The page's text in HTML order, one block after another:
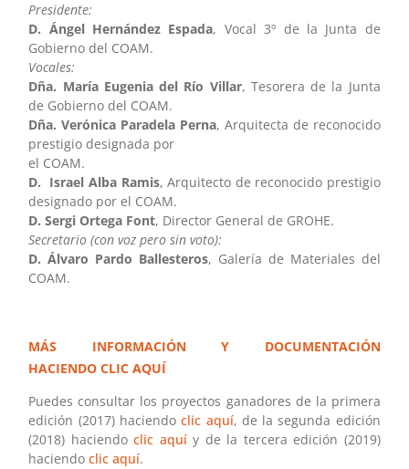
Presidente:
D. Ángel Hernández Espada, Vocal 3º de la Junta de
Gobierno del COAM.
Vocales:
Dña. María Eugenia del Río Villar, Tesorera de la Junta
de Gobierno del COAM.
Dña. Verónica Paradela Perna, Arquitecta de reconocido
prestigio designada por
el COAM.
D. Israel Alba Ramis, Arquitecto de reconocido prestigio
designado por el COAM.
D. Sergi Ortega Font, Director General de GROHE.
Secretario (con voz pero sin voto):
D. Álvaro Pardo Ballesteros, Galería de Materiales del
COAM.
MÁS INFORMACIÓN Y DOCUMENTACIÓN
HACIENDO CLIC AQUÍ
Puedes consultar los proyectos ganadores de la primera
edición (2017) haciendoclic aquí, de la segunda edición
(2018) haciendoclic aquíy de la tercera edición (2019)
haciendoclic aquí.